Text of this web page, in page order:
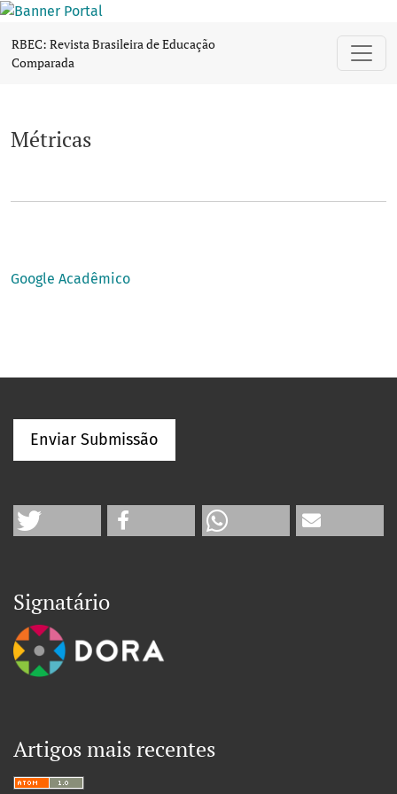
Métricas
RBEC: Revista Brasileira de Educação
Comparada
Métricas
Google Acadêmico
Enviar Submissão
Signatário
Artigos mais recentes